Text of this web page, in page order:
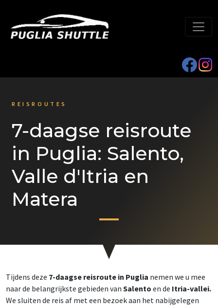
REISROUTES
7-daagse reisroute
in Puglia: Salento,
Valle d'Itria en
Matera
Tijdens deze 7-daagse reisroute in Puglia nemen we u mee
naar de belangrijkste gebieden van Salento en de Itria-vallei.
We sluiten de reis af met een bezoek aan het nabijgelegen